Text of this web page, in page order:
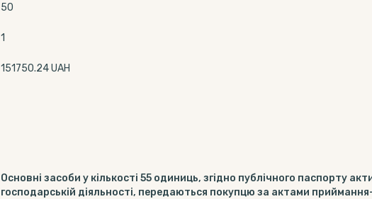
50
1
151750.24 UAH
Основні засоби у кількості 55 одиниць, згідно публічного паспорту
господарській діяльності, передаються покупцю за актами